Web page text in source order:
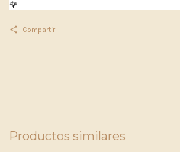
Compartir
Productos similares